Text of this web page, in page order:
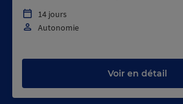
14 jours
Autonomie
Voir en détail